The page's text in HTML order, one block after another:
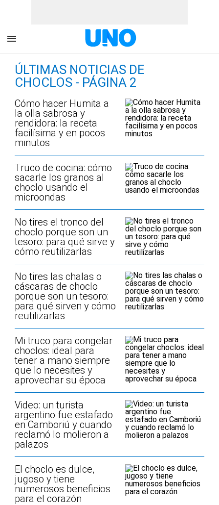
ÚLTIMAS NOTICIAS DE
CHOCLOS - PÁGINA 2
Cómo hacer Humita a
la olla sabrosa y
rendidora: la receta
facilísima y en pocos
minutos
Truco de cocina: cómo
sacarle los granos al
choclo usando el
microondas
No tires el tronco del
choclo porque son un
tesoro: para qué sirve y
cómo reutilizarlas
No tires las chalas o
cáscaras de choclo
porque son un tesoro:
para qué sirven y cómo
reutilizarlas
Mi truco para congelar
choclos: ideal para
tener a mano siempre
que lo necesites y
aprovechar su época
Video: un turista
argentino fue estafado
en Camboriú y cuando
reclamó lo molieron a
palazos
El choclo es dulce,
jugoso y tiene
numerosos beneficios
para el corazón